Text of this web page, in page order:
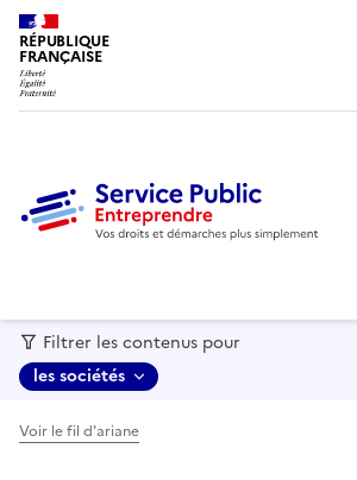
RÉPUBLIQUE
FRANÇAISE
Filtrer les contenus pour
les sociétés
Voir le fil d'ariane